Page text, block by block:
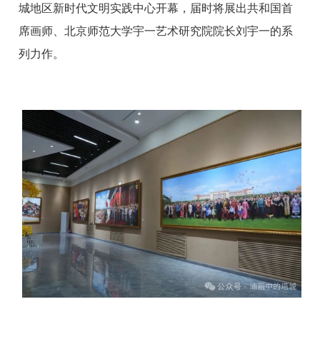
城地区新时代文明实践中心开幕，届时将展出共和国首
席画师、北京师范大学宇一艺术研究院院长刘宇一的系
列力作。